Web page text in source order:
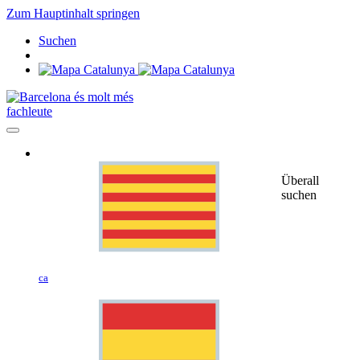
Zum Hauptinhalt springen
Suchen
fachleute
ca
Überall
suchen